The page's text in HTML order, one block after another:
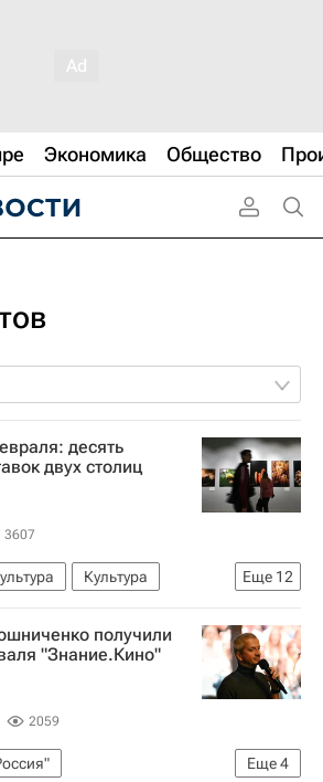
Экономика Общество
десять
двух столиц
3607
Еще 12
Культура
Выставки
Музеи
куда сходить
Искусство
Николай I
получили
"Знание.Кино"
2059
Еще4